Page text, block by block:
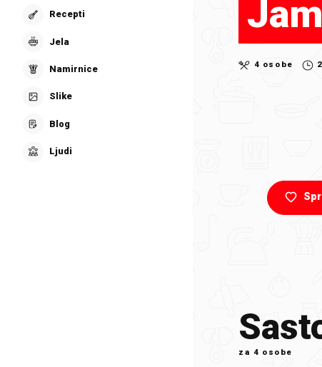
Recepti
Jela
Namirnice
Slike
Blog
Ljudi
4 osobe
za 4 osobe